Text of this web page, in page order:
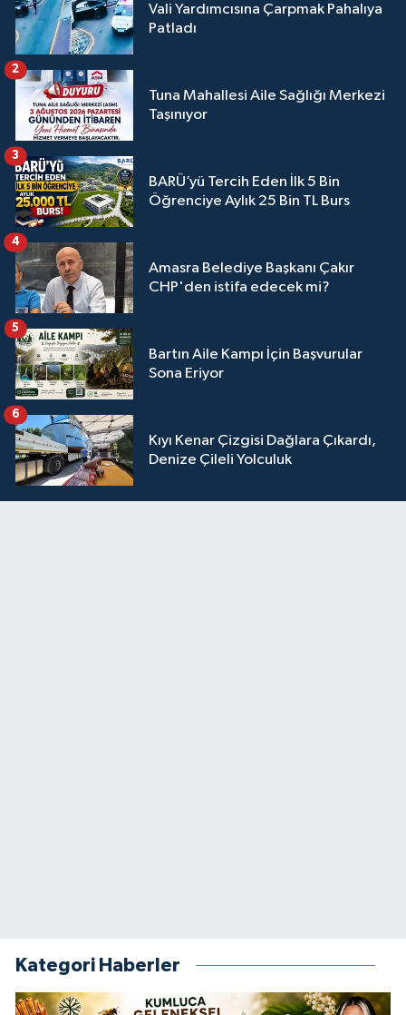
Vali Yardımcısına Çarpmak Pahalıya
Patladı
Tuna Mahallesi Aile Sağlığı Merkezi
Taşınıyor
2
BARÜ’yü Tercih Eden İlk 5 Bin
Öğrenciye Aylık 25 Bin TL Burs
3
Amasra Belediye Başkanı Çakır
CHP'den istifa edecek mi?
4
Bartın Aile Kampı İçin Başvurular
Sona Eriyor
5
Kıyı Kenar Çizgisi Dağlara Çıkardı,
Denize Çileli Yolculuk
6
Kategori Haberler